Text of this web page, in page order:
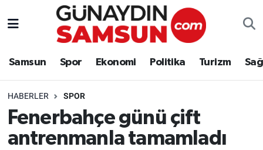
Samsun Spor Ekonomi Politika Turizm
HABERLER SPOR
Fenerbahçe günü çift
antrenmanla tamamladı
Samsun
Politika
Nöbetçi Eczaneler
Süper Lig Puan Durumu ve Fikstür